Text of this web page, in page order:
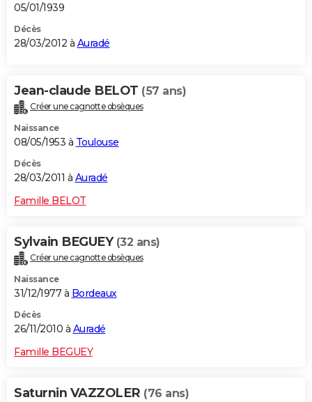
05/01/1939
Décès
28/03/2012 à Auradé
Jean-claude BELOT (57 ans)
Créer une cagnotte obsèques
Naissance
08/05/1953 à Toulouse
Décès
28/03/2011 à Auradé
Famille BELOT
Sylvain BEGUEY (32 ans)
Créer une cagnotte obsèques
Naissance
31/12/1977 à Bordeaux
Décès
26/11/2010 à Auradé
Famille BEGUEY
Saturnin VAZZOLER (76 ans)